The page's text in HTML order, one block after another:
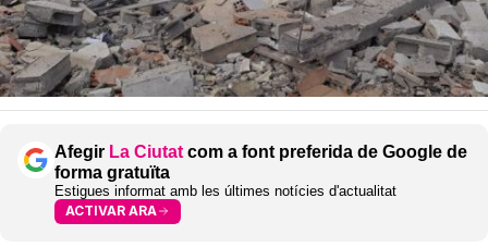
Afegir La Ciutat com a font preferida de Google de
forma gratuïta
Estigues informat amb les últimes notícies d'actualitat
ACTIVAR ARA